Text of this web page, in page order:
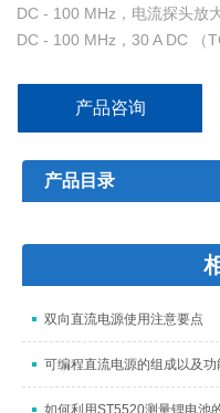
DC - 100 MHz，电流探头放
DC - 100 MHz，30 A DC （
产品咨询
产品目录
双向直流电源使用注意要点
可编程直流电源的组成以及功